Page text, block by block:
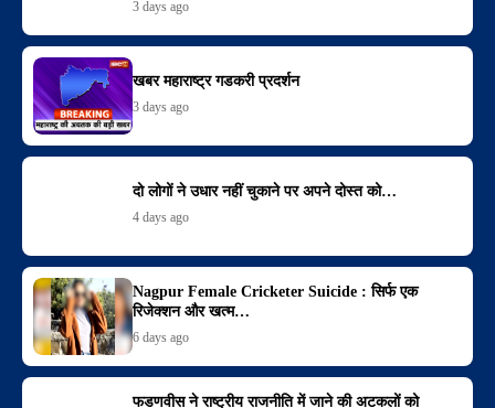
3 days ago
खबर महाराष्ट्र गडकरी प्रदर्शन
3 days ago
दो लोगों ने उधार नहीं चुकाने पर अपने दोस्त को…
4 days ago
Nagpur Female Cricketer Suicide : सिर्फ एक
रिजेक्शन और खत्म…
6 days ago
फडणवीस ने राष्ट्रीय राजनीति में जाने की अटकलों को